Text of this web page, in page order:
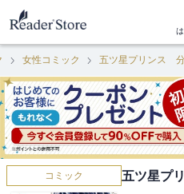
女性コミック 五ツ星プリンス
コミック 五ツ星プ